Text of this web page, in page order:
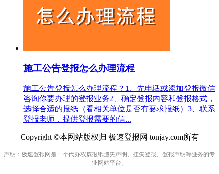
施工公告登报怎么办理流程
施工公告登报怎么办理流程？1、先电话或添加登报微信
咨询你要办理的登报业务2、确定登报内容和登报格式，
选择合适的报纸（看相关单位是否有要求报纸）3、联系
登报老师，提供登报需要的信...
Copyright ©本网站版权归 极速登报网 tonjay.com所有
声明：极速登报网是一个代办权威报纸遗失声明、挂失登报、登报声明等业务的专
业网站平台。